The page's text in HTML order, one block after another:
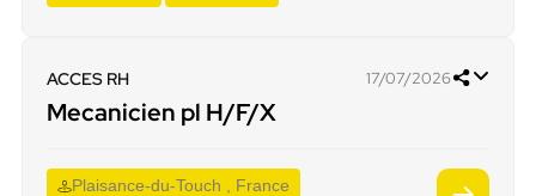
ACCES RH 17/07/2026
Mecanicien pl H/F/X
Plaisance-du-Touch , France